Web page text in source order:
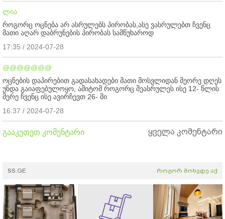
ლია
როგორც ოცნება არ ასრულებს პირობას,ასე ვასრულებთ ჩვენც
მათი აღარ დაბრუნების პირობას სამწუხაროდ
17:35 / 2024-07-28
@@@@@@@
ოცნების დაპირებით გადასახადები მათი მოსვლიდან მეორე დღეს
უნდა გაიაფებულოყო, ამიტომ როგორც შეასრულეს ისე 12- წლის
მერე ჩვენც ისე ავირჩევთ 26- ში
16:37 / 2024-07-28
გააკეთეთ კომენტარი ყველა კომენტარი
SS.GE როგორ მოხვდე აქ